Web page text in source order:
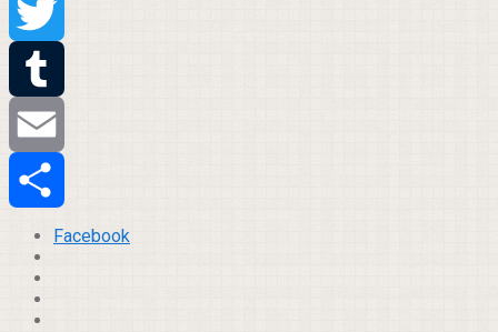
Pinterest
Twitter
Tumblr
Email
Compartilhar
Facebook